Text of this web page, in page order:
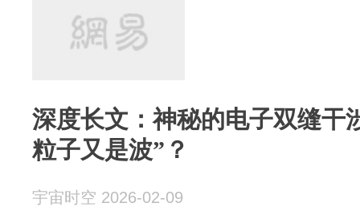
深度长文：神秘的电子双缝干
粒子又是波”？
宇宙时空 2026-02-09